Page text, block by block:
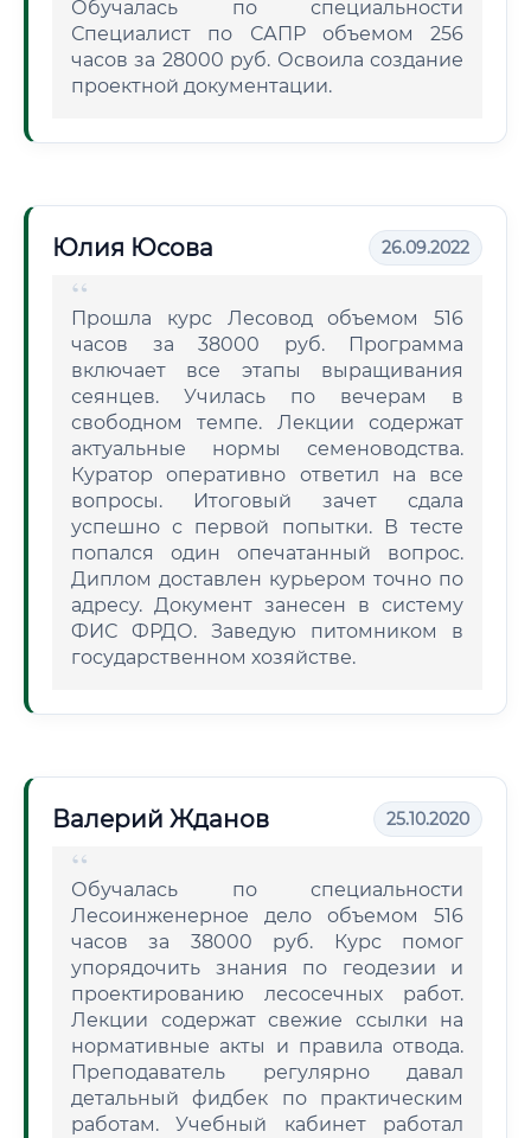
Обучалась по специальности
Специалист по САПР объемом 256
часов за 28000 руб. Освоила создание
проектной документации.
Юлия Юсова 26.09.2022
Прошла курс Лесовод объемом 516
часов за 38000 руб. Программа
включает все этапы выращивания
сеянцев. Училась по вечерам в
свободном темпе. Лекции содержат
актуальные нормы семеноводства.
Куратор оперативно ответил на все
вопросы. Итоговый зачет сдала
успешно с первой попытки. В тесте
попался один опечатанный вопрос.
Диплом доставлен курьером точно по
адресу. Документ занесен в систему
ФИС ФРДО. Заведую питомником в
государственном хозяйстве.
Валерий Жданов 25.10.2020
Обучалась по специальности
Лесоинженерное дело объемом 516
часов за 38000 руб. Курс помог
упорядочить знания по геодезии и
проектированию лесосечных работ.
Лекции содержат свежие ссылки на
нормативные акты и правила отвода.
Преподаватель регулярно давал
детальный фидбек по практическим
работам. Учебный кабинет работал